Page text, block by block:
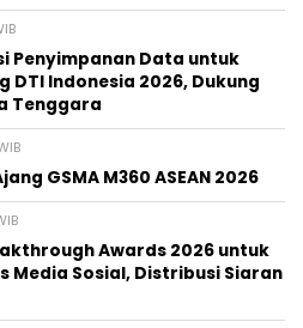
Penyimpanan Data untuk
DTI Indonesia 2026, Dukung
Tenggara
GSMA M360 ASEAN 2026
Awards 2026 untuk
Media Sosial, Distribusi Siaran